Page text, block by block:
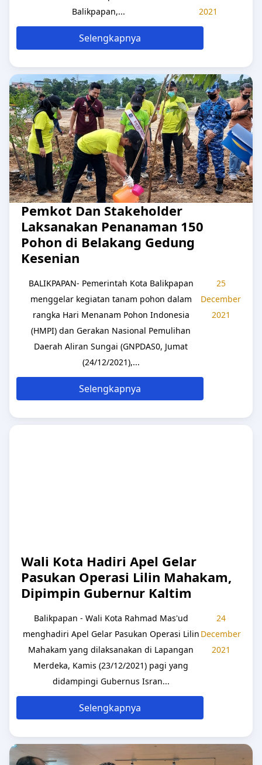
Balikpapan,...
2021
Selengkapnya
Pemkot Dan Stakeholder
Laksanakan Penanaman 150
Pohon di Belakang Gedung
Kesenian
BALIKPAPAN- Pemerintah Kota Balikpapan
menggelar kegiatan tanam pohon dalam
rangka Hari Menanam Pohon Indonesia
(HMPI) dan Gerakan Nasional Pemulihan
Daerah Aliran Sungai (GNPDAS0, Jumat
(24/12/2021),...
25
December
2021
Selengkapnya
Wali Kota Hadiri Apel Gelar
Pasukan Operasi Lilin Mahakam,
Dipimpin Gubernur Kaltim
Balikpapan - Wali Kota Rahmad Mas'ud
menghadiri Apel Gelar Pasukan Operasi Lilin
Mahakam yang dilaksanakan di Lapangan
Merdeka, Kamis (23/12/2021) pagi yang
didampingi Gubernus Isran...
24
December
2021
Selengkapnya